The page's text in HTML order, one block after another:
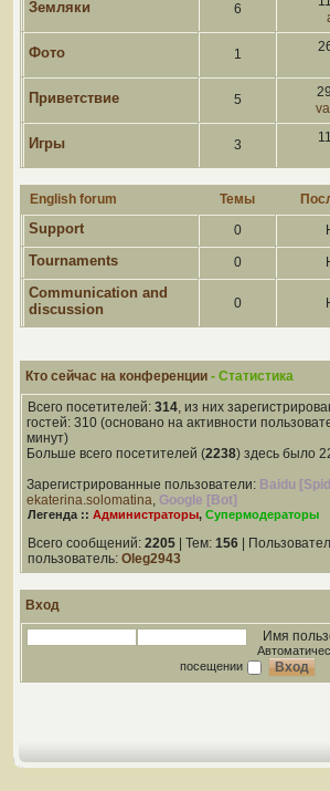
Земляки 6
Фото 1
Приветствие 5
Игры 3
English forum Темы
Support 0
Tournaments 0
Communication and
discussion
0
Кто сейчас на конференции - Статистика
Всего посетителей: 314, из них
гостей: 310 (основано на активности
минут)
Больше всего посетителей (2238) здесь было
Зарегистрированные пользователи: Baidu
ekaterina.solomatina, Google [Bot]
Легенда :: Администраторы, Супермодераторы
Всего сообщений: 2205 | Тем: 156 |
пользователь: Oleg2943
Вход
Имя
посещении